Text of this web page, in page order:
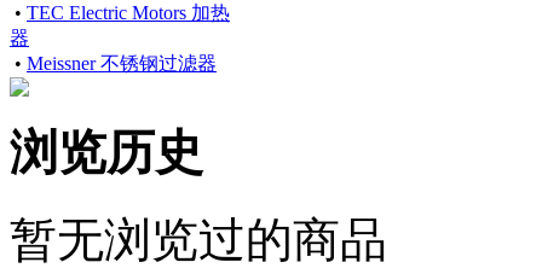
• TEC Electric Motors 加热
器
• Meissner 不锈钢过滤器
浏览历史
暂无浏览过的商品